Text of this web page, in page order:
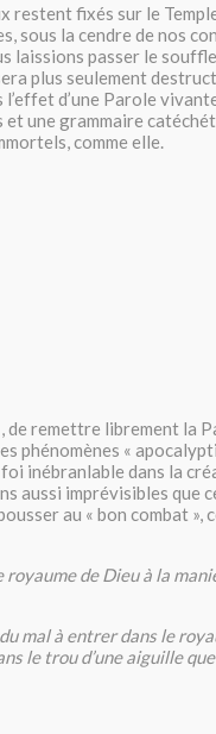
restent fixés sur le
sous la cendre de nos
laissions passer le
plus seulement
d’une Parole
une grammaire
comme elle.
de remettre librement la
phénomènes «
inébranlable dans la
aussi imprévisibles que
au « bon combat »,
de Dieu à la
mal à entrer dans le
le trou d’une aiguille